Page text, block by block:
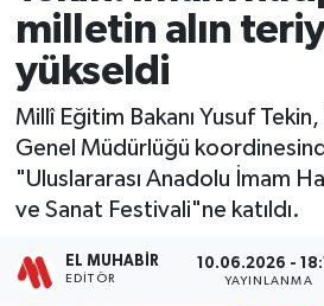
milletin alın
yükseldi
Millî Eğitim Bakanı Yusuf
Genel Müdürlüğü
"Uluslararası Anadolu İmam
ve Sanat Festivali"ne katıldı.
EL MUHABIR
EDITÖR
10.06.2026 -
YAYINLANMA
Tüm Manşetler
Son Dakika Haberleri
Haber Arşivi